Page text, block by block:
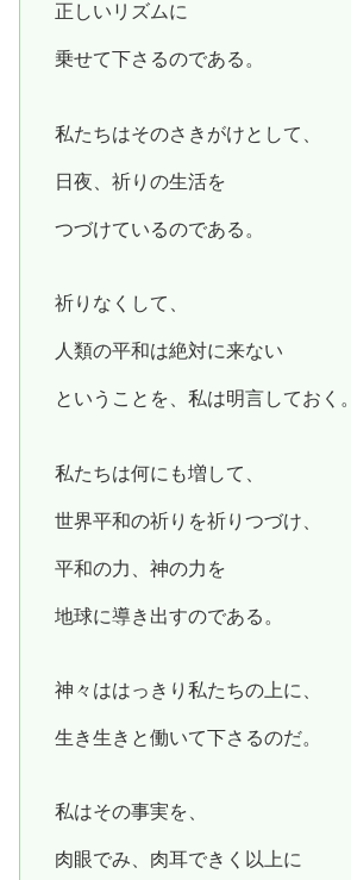
正しいリズムに
乗せて下さるのである。
私たちはそのさきがけとして、
日夜、祈りの生活を
つづけているのである。
祈りなくして、
人類の平和は絶対に来ない
ということを、私は明言しておく。
私たちは何にも増して、
世界平和の祈りを祈りつづけ、
平和の力、神の力を
地球に導き出すのである。
神々ははっきり私たちの上に、
生き生きと働いて下さるのだ。
私はその事実を、
肉眼でみ、肉耳できく以上に